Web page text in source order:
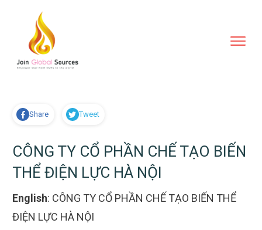
Share Tweet
CÔNG TY CỔ PHẦN CHẾ TẠO BIẾN
THỂ ĐIỆN LỰC HÀ NỘI
English: CÔNG TY CỔ PHẦN CHẾ TẠO BIẾN THỂ
ĐIỆN LỰC HÀ NỘI